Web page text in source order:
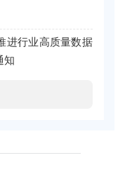
进行业高质量数据
知